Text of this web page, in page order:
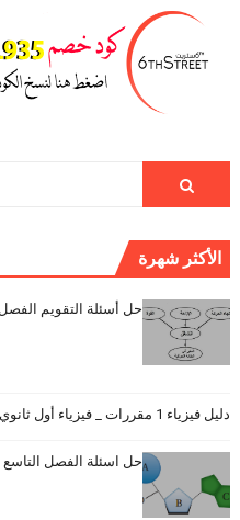
الأكثر شهرة
حل أسئلة التقويم
دليل فيزياء 1 مقررات _ فيزياء أول ثانوي كاملا _
حل اسئلة الفصل التاسع (